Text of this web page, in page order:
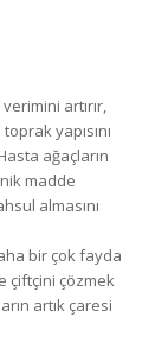
artırır,
yapısını
ağaçların
madde
almasını
bir çok fayda
çiftçini çözmek
artık çaresi